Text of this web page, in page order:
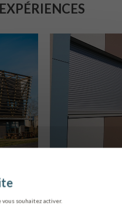
souhaitez activer.